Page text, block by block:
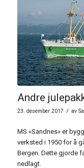
Andre
23. desember 2017 / av
MS «Sandnes» er
verksted i 1950 for å
Bergen. Dette gjorde
nedlagt.